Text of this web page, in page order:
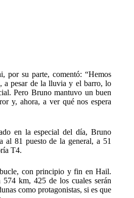
por su parte, comentó: “Hemos
a pesar de la lluvia y el barro, lo
Pero Bruno mantuvo un buen
y, ahora, a ver qué nos espera
en la especial del día, Bruno
al 81 puesto de la general, a 51
T4.
con principio y fin en Hail.
574 km, 425 de los cuales serán
como protagonistas, si es que